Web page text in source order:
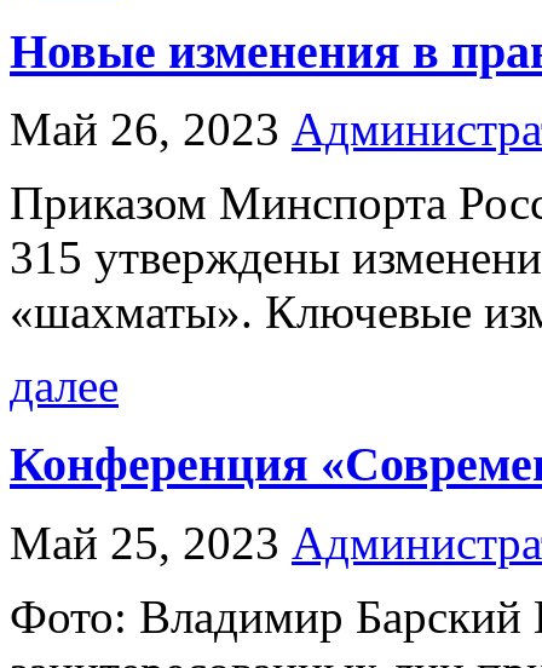
Новые изменения в
Май 26, 2023
Приказом Минспорта
315 утверждены
«шахматы». Ключевые
далее
Конференция
Май 25, 2023
Фото: Владимир Барский